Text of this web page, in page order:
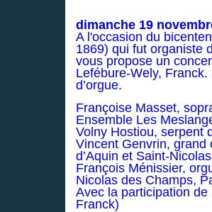
dimanche 19
A l'occasion du
1869) qui fut organiste
vous propose un
Lefébure-Wely,
d’orgue.
Françoise Masset,
Ensemble Les
Volny Hostiou, serpent
Vincent Genvrin, grand
d’Aquin et Saint-
François Ménissier,
Nicolas des Champs,
Avec la participation
Franck)